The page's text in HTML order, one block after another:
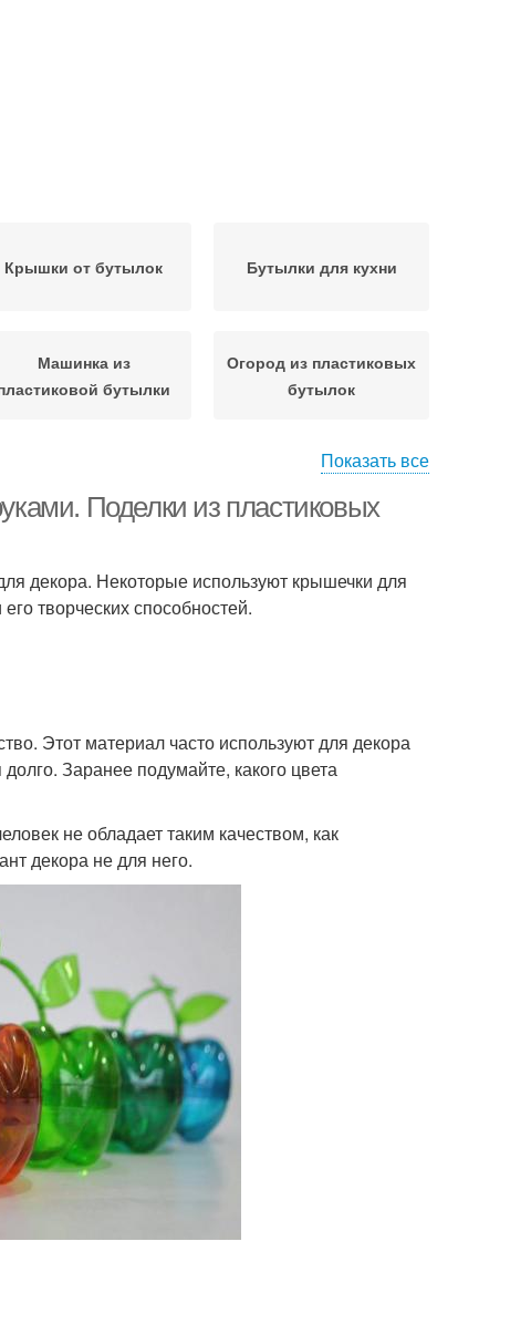
Крышки от бутылок Бутылки для кухни
Машинка из
бутылки
Огород из пластиковых
бутылок
Показать все
Поделки из пластиковых
декора. Некоторые используют крышечки для
творческих способностей.
Этот материал часто используют для декора
Заранее подумайте, какого цвета
не обладает таким качеством, как
декора не для него.